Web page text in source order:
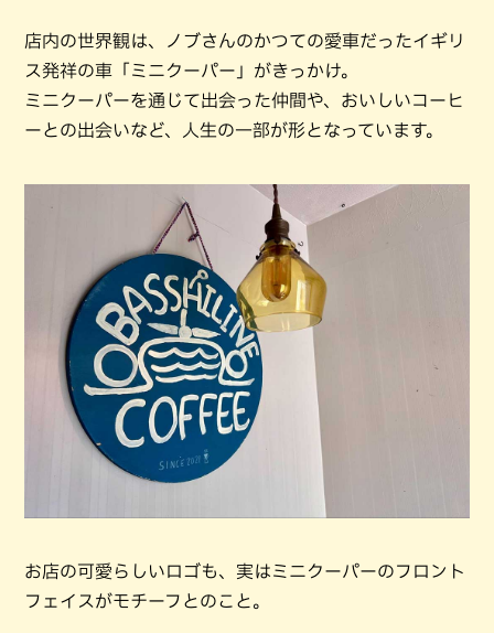
店内の世界観は、ノブさんのかつての愛車だったイギリ
ス発祥の車「ミニクーパー」がきっかけ。
ミニクーパーを通じて出会った仲間や、おいしいコーヒ
ーとの出会いなど、人生の一部が形となっています。
お店の可愛らしいロゴも、実はミニクーパーのフロント
フェイスがモチーフとのこと。